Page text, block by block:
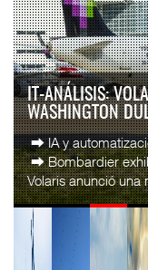
IT-ANÁLISIS:
WASHINGTON
⮕ IA y
⮕ Bombardier
Volaris anunció una